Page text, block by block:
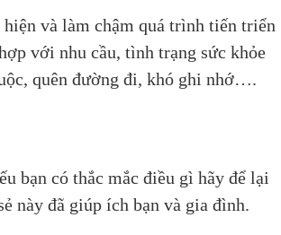
và làm chậm quá trình tiến triển
với nhu cầu, tình trạng sức khỏe
quên đường đi, khó ghi nhớ….
bạn có thắc mắc điều gì hãy để lại
này đã giúp ích bạn và gia đình.